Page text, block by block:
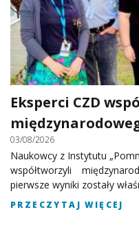
Eksperci CZD
03/08/2026
Naukowcy z Instytutu
współtworzyli
pierwsze wyniki zostały
PRZECZYTAJ WIĘCEJ